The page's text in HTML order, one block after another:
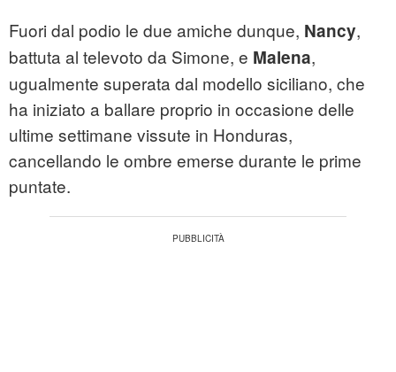
Fuori dal podio le due amiche dunque, Nancy,
battuta al televoto da Simone, e Malena,
ugualmente superata dal modello siciliano, che
ha iniziato a ballare proprio in occasione delle
ultime settimane vissute in Honduras,
cancellando le ombre emerse durante le prime
puntate.